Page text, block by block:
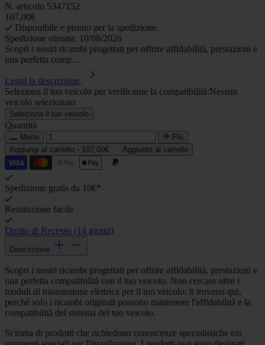
N. articolo 5347152
107,00€
Disponibile e pronto per la spedizione.
Spedizione stimata: 10/08/2026
Scopri i nostri ricambi progettati per offrire affidabilità, prestazioni e
una perfetta comp...
Leggi la descrizione
Seleziona il tuo veicolo per verificarne la compatibilità:Nessun
veicolo selezionato
Seleziona il tuo veicolo
Quantità
Meno
Più
Aggiungi al carrello - 107,00€ Aggiunto al carrello
Spedizione gratis da 10€*
Restituzione facile
Diritto di Recesso (14 giorni)
Descrizione
Scopri i nostri ricambi progettati per offrire affidabilità, prestazioni e
una perfetta compatibilità con il tuo veicolo. Non cercare oltre i
moduli di trasmissione elettrica per il tuo veicolo: li troverai qui,
perché solo i ricambi originali possono mantenere l'affidabilità e la
compatibilità del sistema del tuo veicolo.
Si tratta di prodotti che richiedono conoscenze specialistiche e/o